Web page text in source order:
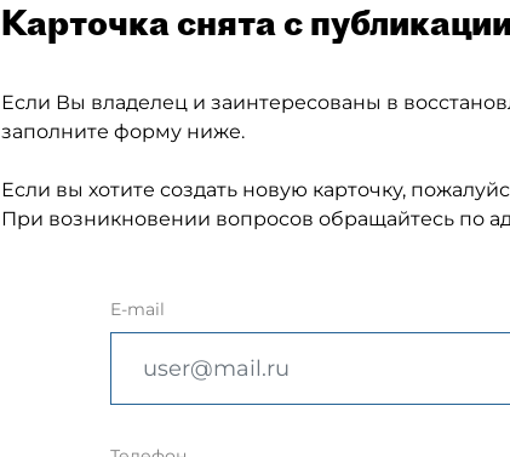
Карточка снята с публикации
Если Вы владелец и заинтересованы в
заполните форму ниже.
Если вы хотите создать новую карточку,
При возникновении вопросов обращайтесь по
E-mail